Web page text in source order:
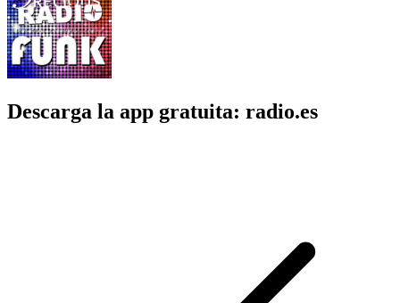
Descarga la app gratuita: radio.es